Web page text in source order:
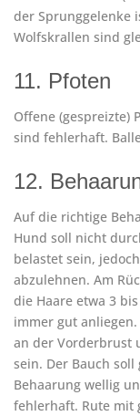
der Sprunggelenke
Wolfskrallen sind
11. Pfoten
Offene (gespreizte)
sind fehlerhaft.
12.
Auf die richtige
Hund soll nicht
belastet sein,
abzulehnen. Am
die Haare etwa 3
immer gut
an der Vorderbrust
sein. Der Bauch
Behaarung wellig
fehlerhaft. Rute mit